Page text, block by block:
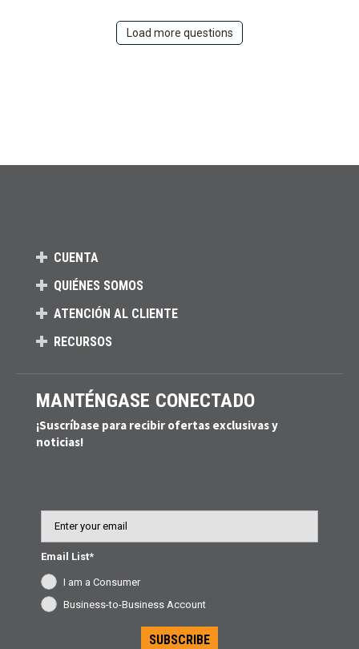
Load more questions
CUENTA
QUIÉNES SOMOS
ATENCIÓN AL CLIENTE
RECURSOS
MANTÉNGASE CONECTADO
¡Suscríbase para recibir ofertas exclusivas y
noticias!
Email List*
I am a Consumer
Business-to-Business Account
SUBSCRIBE